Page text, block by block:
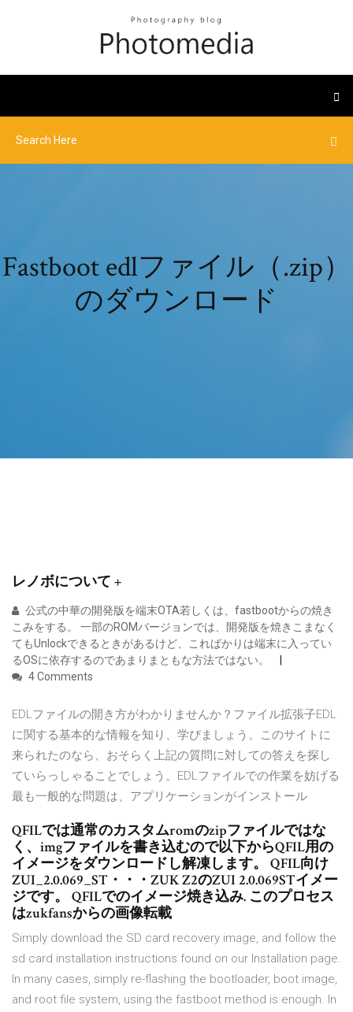
Fastboot edlファイル（.zip）
のダウンロード
レノボについて +
公式の中華の開発版を端末OTA若しくは、fastbootからの焼き
こみをする。 一部のROMバージョンでは、開発版を焼きこまなく
てもUnlockできるときがあるけど、こればかりは端末に入ってい
るOSに依存するのであまりまともな方法ではない。
4 Comments
EDLファイルの開き方がわかりませんか？ファイル拡張子EDL
に関する基本的な情報を知り、学びましょう。このサイトに
来られたのなら、おそらく上記の質問に対しての答えを探し
ていらっしゃることでしょう。EDLファイルでの作業を妨げる
最も一般的な問題は、アプリケーションがインストール
QFILでは通常のカスタムromのzipファイルではな
く、imgファイルを書き込むので以下からQFIL用の
イメージをダウンロードし解凍します。 QFIL向け
ZUI_2.0.069_ST・・・ZUK Z2のZUI 2.0.069STイメー
ジです。 QFILでのイメージ焼き込み. このプロセス
はzukfansからの画像転載
Simply download the SD card recovery image, and follow the
sd card installation instructions found on our Installation page.
In many cases, simply re-flashing the bootloader, boot image,
and root file system, using the fastboot method is enough. In